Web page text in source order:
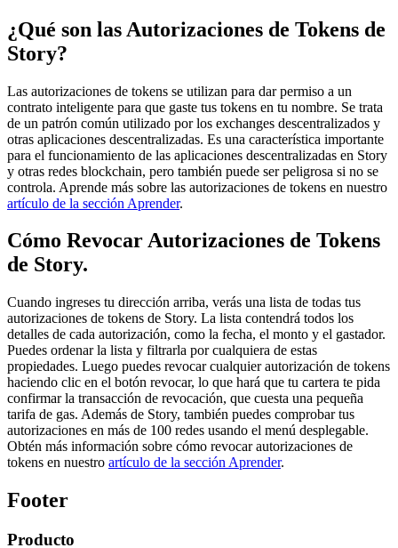
¿Qué son las Autorizaciones de Tokens de
Story?
Las autorizaciones de tokens se utilizan para dar permiso a un
contrato inteligente para que gaste tus tokens en tu nombre. Se trata
de un patrón común utilizado por los exchanges descentralizados y
otras aplicaciones descentralizadas. Es una característica importante
para el funcionamiento de las aplicaciones descentralizadas en Story
y otras redes blockchain, pero también puede ser peligrosa si no se
controla. Aprende más sobre las autorizaciones de tokens en nuestro
artículo de la sección Aprender.
Cómo Revocar Autorizaciones de Tokens
de Story.
Cuando ingreses tu dirección arriba, verás una lista de todas tus
autorizaciones de tokens de Story. La lista contendrá todos los
detalles de cada autorización, como la fecha, el monto y el gastador.
Puedes ordenar la lista y filtrarla por cualquiera de estas
propiedades. Luego puedes revocar cualquier autorización de tokens
haciendo clic en el botón revocar, lo que hará que tu cartera te pida
confirmar la transacción de revocación, que cuesta una pequeña
tarifa de gas. Además de Story, también puedes comprobar tus
autorizaciones en más de 100 redes usando el menú desplegable.
Obtén más información sobre cómo revocar autorizaciones de
tokens en nuestro artículo de la sección Aprender.
Footer
Producto